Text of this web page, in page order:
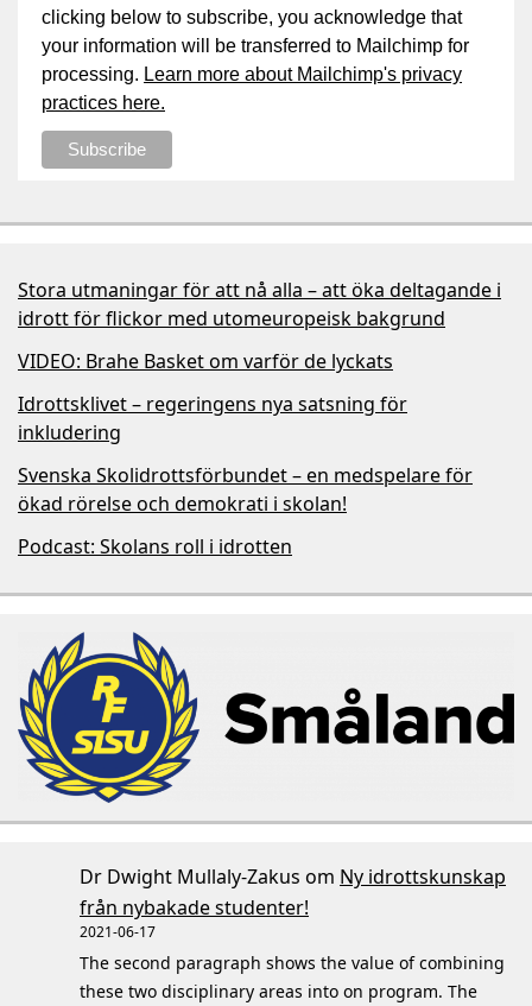
clicking below to subscribe, you acknowledge that
your information will be transferred to Mailchimp for
processing. Learn more about Mailchimp's privacy
practices here.
Stora utmaningar för att nå alla – att öka deltagande i
idrott för flickor med utomeuropeisk bakgrund
VIDEO: Brahe Basket om varför de lyckats
Idrottsklivet – regeringens nya satsning för
inkludering
Svenska Skolidrottsförbundet – en medspelare för
ökad rörelse och demokrati i skolan!
Podcast: Skolans roll i idrotten
Dr Dwight Mullaly-Zakus om Ny idrottskunskap
från nybakade studenter!
2021-06-17
The second paragraph shows the value of combining
these two disciplinary areas into on program. The